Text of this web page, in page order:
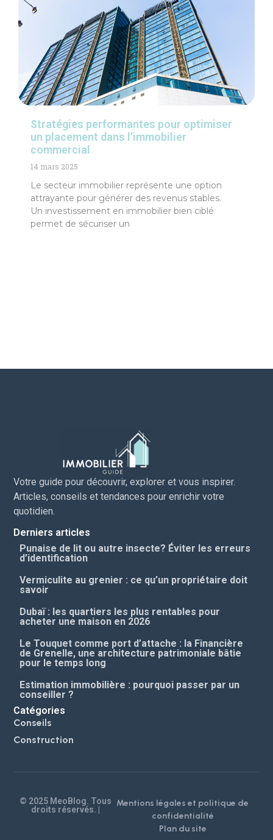
Stratégies performantes pour optimiser
un placement dans l’immobilier
commercial
14 mars 2025
Le secteur immobilier représente une option
attrayante pour générer des revenus stables.
Un investissement en immobilier bien ciblé
permet de sécuriser un
Votre guide pour découvrir, explorer et vous inspirer.
Articles, conseils et tendances pour enrichir votre
quotidien.
Derniers articles
Punaise de lit ou autre insecte? Éviter les erreurs
d’identification
Vermiculite au grenier : ce qu’un propriétaire doit
savoir
Dubaï : les quartiers les plus rentables pour
acheter une maison en 2026
Le Touquet comme port d’attache : la Financière
de Grenelle, une architecture patrimoniale bâtie
pour le temps long
Estimation immobilière : pourquoi passer par un
conseiller ?
Catégories
Conseils
Construction
© 2025 MeoBlog. Tous
droits réservés. |
Mentions légales et politique de
confidentialité
Plan du site